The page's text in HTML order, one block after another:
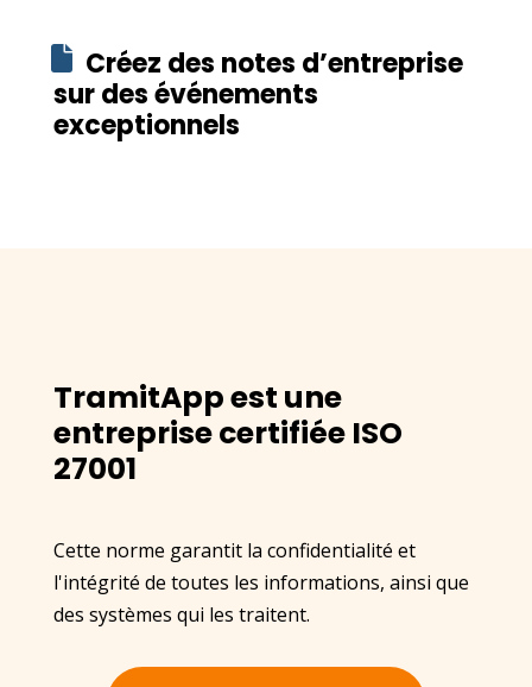
Créez des notes d’entreprise
sur des événements
exceptionnels
TramitApp est une
entreprise certifiée ISO
27001
Cette norme garantit la confidentialité et
l'intégrité de toutes les informations, ainsi que
des systèmes qui les traitent.